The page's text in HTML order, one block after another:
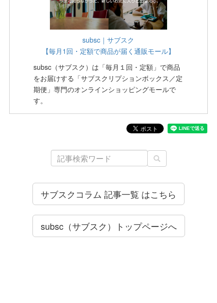
subsc｜サブスク
【毎月1回・定額で商品が届く通販モール】
subsc（サブスク）は「毎月１回・定額」で商品
をお届けする「サブスクリプションボックス／定
期便」専門のオンラインショッピングモールで
す。
サブスクコラム 記事一覧 はこちら
subsc（サブスク）トップページへ